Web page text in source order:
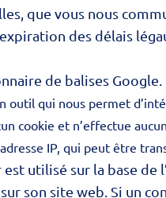
que vous nous
des délais
de balises
outil qui nous permet
cookie et n’effectue
IP, qui peut être
est utilisé sur la base
son site web. Si un